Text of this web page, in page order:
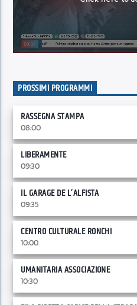
PROSSIMI PROGRAMMI
RASSEGNA STAMPA
08:00
LIBERAMENTE
09:30
IL GARAGE DE L’ALFISTA
09:35
CENTRO CULTURALE RONCHI
10:00
UMANITARIA ASSOCIAZIONE
10:30